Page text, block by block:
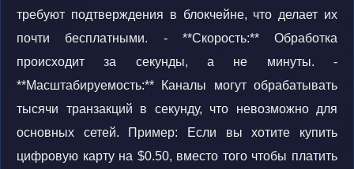
требуют подтверждения в блокчейне, что делает их
почти бесплатными. - **Скорость:** Обработка
происходит за секунды, а не минуты. -
**Масштабируемость:** Каналы могут обрабатывать
тысячи транзакций в секунду, что невозможно для
основных сетей. Пример: Если вы хотите купить
цифровую карту на $0.50, вместо того чтобы платить